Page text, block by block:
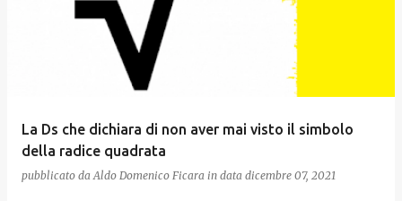
La Ds che dichiara di non aver mai visto il simbolo
della radice quadrata
pubblicato da Aldo Domenico Ficara in data dicembre 07, 2021